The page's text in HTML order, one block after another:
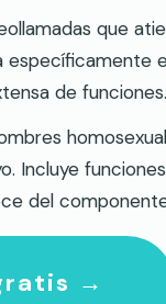
que
de funciones.
Incluye
del
→